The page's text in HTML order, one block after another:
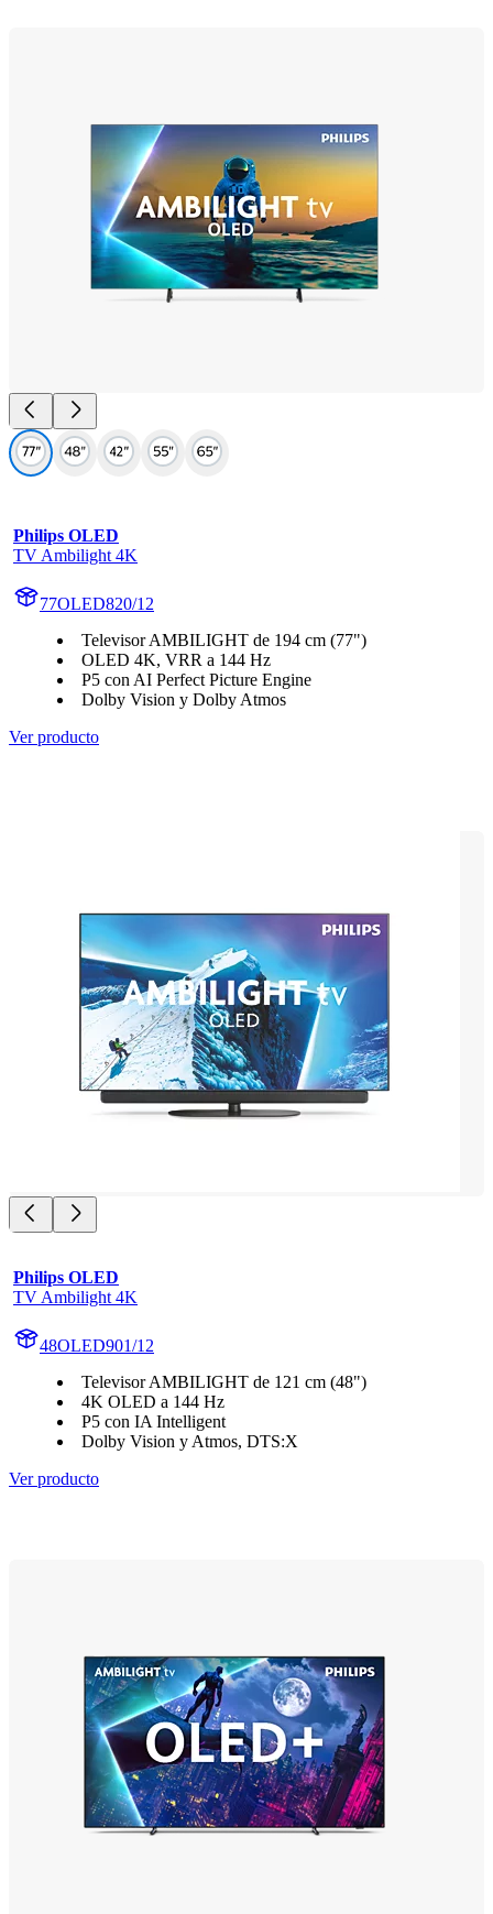
Philips OLED
TV Ambilight 4K
77OLED820/12
Televisor AMBILIGHT de 194 cm (77")
OLED 4K, VRR a 144 Hz
P5 con AI Perfect Picture Engine
Dolby Vision y Dolby Atmos
Ver producto
Philips OLED
TV Ambilight 4K
48OLED901/12
Televisor AMBILIGHT de 121 cm (48")
4K OLED a 144 Hz
P5 con IA Intelligent
Dolby Vision y Atmos, DTS:X
Ver producto